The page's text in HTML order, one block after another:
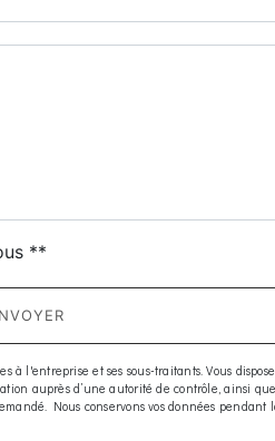
**
l'entreprise et ses sous-traitants. Vous
auprès d’une autorité de contrôle, ainsi
Nous conservons vos données